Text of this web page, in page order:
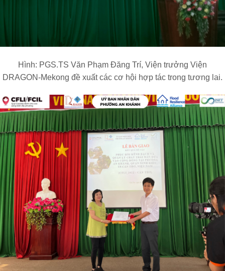
Hình: PGS.TS Văn Phạm Đăng Trí, Viện trưởng Viện
DRAGON-Mekong đề xuất các cơ hội hợp tác trong tương lai.